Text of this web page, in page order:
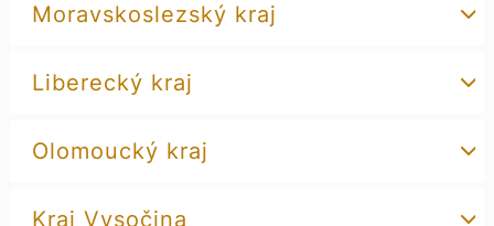
Moravskoslezský kraj
Liberecký kraj
Olomoucký kraj
Kraj Vysočina